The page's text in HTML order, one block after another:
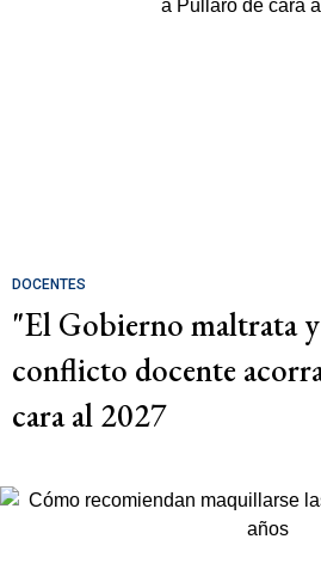
DOCENTES
"El Gobierno maltrata
conflicto docente
cara al 2027